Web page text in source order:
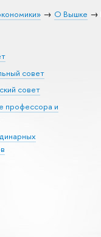
О Вышке
совет
совет
профессора и